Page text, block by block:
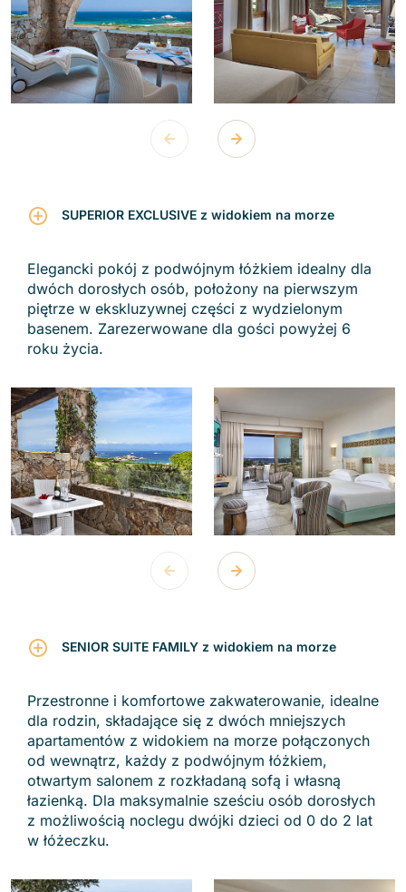
SUPERIOR EXCLUSIVE z widokiem na morze
Elegancki pokój z podwójnym łóżkiem idealny dla
dwóch dorosłych osób, położony na pierwszym
piętrze w ekskluzywnej części z wydzielonym
basenem. Zarezerwowane dla gości powyżej 6
roku życia.
SENIOR SUITE FAMILY z widokiem na morze
Przestronne i komfortowe zakwaterowanie, idealne
dla rodzin, składające się z dwóch mniejszych
apartamentów z widokiem na morze połączonych
od wewnątrz, każdy z podwójnym łóżkiem,
otwartym salonem z rozkładaną sofą i własną
łazienką. Dla maksymalnie sześciu osób dorosłych
z możliwością noclegu dwójki dzieci od 0 do 2 lat
w łóżeczku.